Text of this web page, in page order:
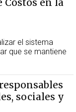
el sistema
que se mantiene
sociales y